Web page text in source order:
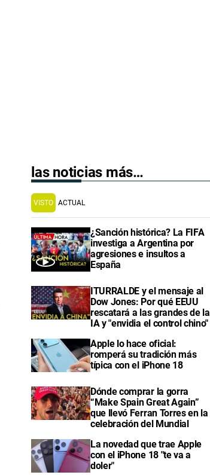
las noticias más…
VISTO ACTUAL
¿Sanción histórica? La FIFA
investiga a Argentina por
agresiones e insultos a
España
ITURRALDE y el mensaje al
Dow Jones: Por qué EEUU
rescatará a las grandes de la
IA y "envidia el control chino"
Apple lo hace oficial:
romperá su tradición más
típica con el iPhone 18
Dónde comprar la gorra
“Make Spain Great Again”
que llevó Ferran Torres en la
celebración del Mundial
La novedad que trae Apple
con el iPhone 18 "te va a
doler"